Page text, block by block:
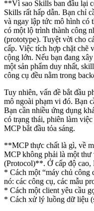
**Vì sao Skills ban đầu lại
Skills rất hấp dẫn. Bạn chỉ
và ngay lập tức mô hình có
có một lộ trình thành công
(prototype). Tuyệt vời cho
cấp. Việc tích hợp chặt chẽ
cộng lớn. Nếu bạn đang
một sản phẩm duy nhất,
công cụ đều nằm trong
Tuy nhiên, vấn đề bắt đầu
mô ngoài phạm vi đó. Bạn
Bạn cần nhiều ứng dụng
có trạng thái, phiên làm
MCP bắt đầu tỏa sáng.
**MCP thực chất là gì, về
MCP không phải là một
(Protocol)**. Ở cấp độ cao,
* Cách một “máy chủ công
nó: các công cụ, các mẫu
* Cách một client yêu cầu
* Cách xử lý luồng dữ liệu